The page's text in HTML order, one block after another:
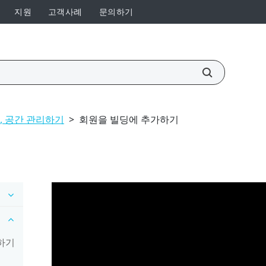
지원 고객사례 문의하기
공간 관리하기 > 회원을 빌딩에 추가하기
기